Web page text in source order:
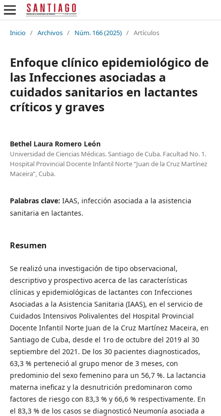
Inicio / Archivos / Núm. 166 (2025) / Artículos
Enfoque clínico epidemiológico de
las Infecciones asociadas a
cuidados sanitarios en lactantes
críticos y graves
Bethel Laura Romero León
Universidad de Ciencias Médicas. Santiago de Cuba. Facultad No. 1.
Hospital Provincial Docente Infantil Norte “Juan de la Cruz Martínez
Maceira”, Cuba.
Palabras clave: IAAS, infección asociada a la asistencia
sanitaria en lactantes.
Resumen
Se realizó una investigación de tipo observacional,
descriptivo y prospectivo acerca de las características
clínicas y epidemiológicas de lactantes con Infecciones
Asociadas a la Asistencia Sanitaria (IAAS), en el servicio de
Cuidados Intensivos Polivalentes del Hospital Provincial
Docente Infantil Norte Juan de la Cruz Martínez Maceira, en
Santiago de Cuba, desde el 1ro de octubre del 2019 al 30
septiembre del 2021. De los 30 pacientes diagnosticados,
63,3 % perteneció al grupo menor de 3 meses, con
predominio del sexo femenino para un 56,7 %. La lactancia
materna ineficaz y la desnutrición predominaron como
factores de riesgo con 83,3 % y 66,6 % respectivamente. En
el 83,3 % de los casos se diagnosticó Neumonía asociada a